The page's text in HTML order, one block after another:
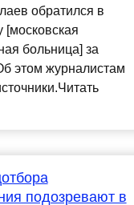
обратился в
[московская
больница] за
этом журналистам
подозревают в